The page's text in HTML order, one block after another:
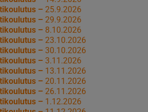
– 25.9.2026
– 29.9.2026
– 8.10.2026
– 23.10.2026
– 30.10.2026
– 3.11.2026
– 13.11.2026
– 20.11.2026
– 26.11.2026
– 1.12.2026